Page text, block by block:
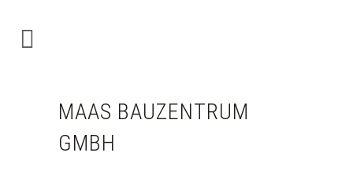
MAAS BAUZENTRUM
GMBH